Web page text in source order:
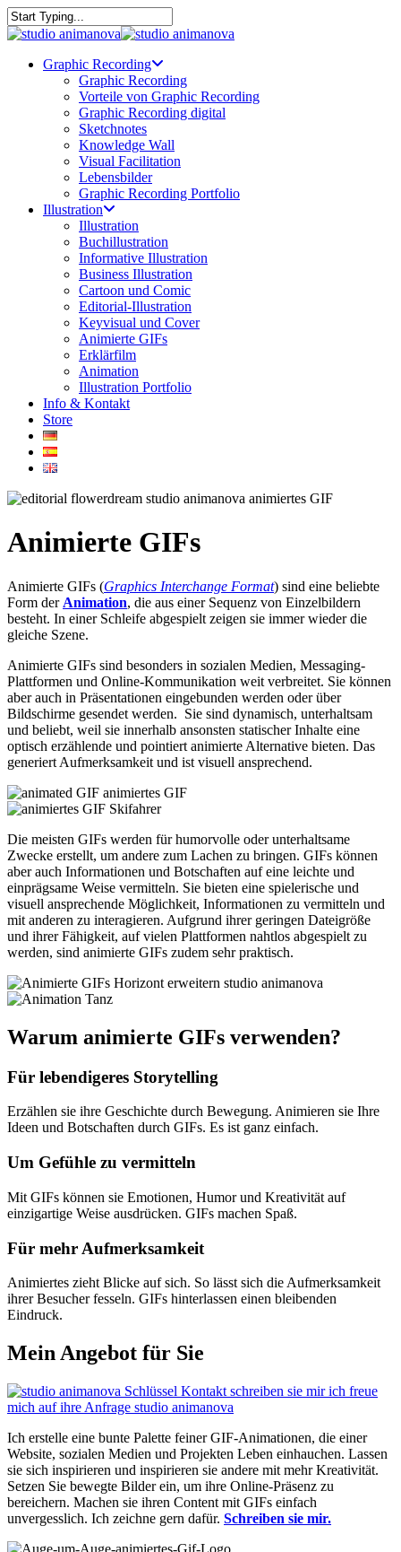
Skip
to
content
Close
Graphic Recording
Graphic Recording
Vorteile von Graphic Recording
Graphic Recording digital
Sketchnotes
Knowledge Wall
Visual Facilitation
Lebensbilder
Graphic Recording Portfolio
Illustration
Illustration
Buchillustration
Informative Illustration
Business Illustration
Cartoon und Comic
Editorial-Illustration
Keyvisual und Cover
Animierte GIFs
Erklärfilm
Animation
Illustration Portfolio
Info & Kontakt
Store
Animierte GIFs
Animierte GIFs (Graphics Interchange Format) sind eine beliebte
Form der Animation, die aus einer Sequenz von Einzelbildern
besteht. In einer Schleife abgespielt zeigen sie immer wieder die
gleiche Szene.
Animierte GIFs sind besonders in sozialen Medien, Messaging-
Plattformen und Online-Kommunikation weit verbreitet. Sie können
aber auch in Präsentationen eingebunden werden oder über
Bildschirme gesendet werden. Sie sind dynamisch, unterhaltsam
und beliebt, weil sie innerhalb ansonsten statischer Inhalte eine
optisch erzählende und pointiert animierte Alternative bieten. Das
generiert Aufmerksamkeit und ist visuell ansprechend.
Die meisten GIFs werden für humorvolle oder unterhaltsame
Zwecke erstellt, um andere zum Lachen zu bringen. GIFs können
aber auch Informationen und Botschaften auf eine leichte und
einprägsame Weise vermitteln. Sie bieten eine spielerische und
visuell ansprechende Möglichkeit, Informationen zu vermitteln und
mit anderen zu interagieren. Aufgrund ihrer geringen Dateigröße
und ihrer Fähigkeit, auf vielen Plattformen nahtlos abgespielt zu
werden, sind animierte GIFs zudem sehr praktisch.
Warum animierte GIFs verwenden?
Für lebendigeres Storytelling
Erzählen sie ihre Geschichte durch Bewegung. Animieren sie Ihre
Ideen und Botschaften durch GIFs. Es ist ganz einfach.
Um Gefühle zu vermitteln
Mit GIFs können sie Emotionen, Humor und Kreativität auf
einzigartige Weise ausdrücken. GIFs machen Spaß.
Für mehr Aufmerksamkeit
Animiertes zieht Blicke auf sich. So lässt sich die Aufmerksamkeit
ihrer Besucher fesseln. GIFs hinterlassen einen bleibenden
Eindruck.
Mein Angebot für Sie
Ich erstelle eine bunte Palette feiner GIF-Animationen, die einer
Website, sozialen Medien und Projekten Leben einhauchen. Lassen
sie sich inspirieren und inspirieren sie andere mit mehr Kreativität.
Setzen Sie bewegte Bilder ein, um ihre Online-Präsenz zu
bereichern. Machen sie ihren Content mit GIFs einfach
unvergesslich. Ich zeichne gern dafür. Schreiben sie mir.